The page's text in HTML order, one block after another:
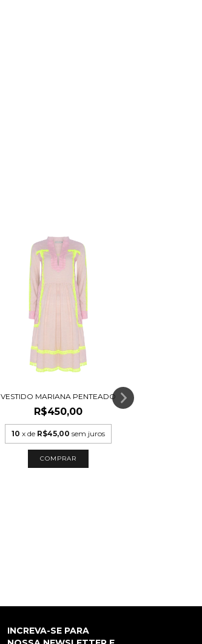
VESTIDO MARIANA PENTEADO
R$450,00
10 x de R$45,00 sem juros
COMPRAR
INCREVA-SE PARA